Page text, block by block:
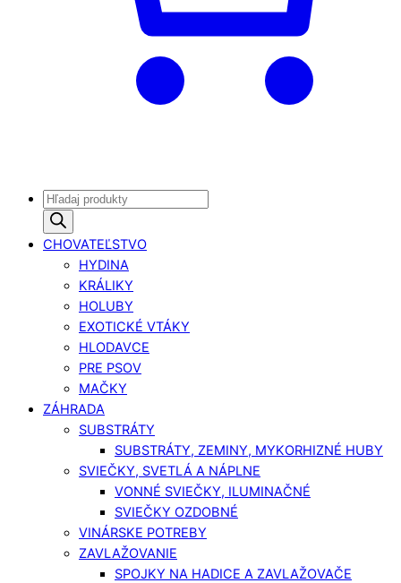
Products
search
CHOVATEĽSTVO
HYDINA
KRÁLIKY
HOLUBY
EXOTICKÉ VTÁKY
HLODAVCE
PRE PSOV
MAČKY
ZÁHRADA
SUBSTRÁTY
SUBSTRÁTY, ZEMINY, MYKORHIZNÉ HUBY
SVIEČKY, SVETLÁ A NÁPLNE
VONNÉ SVIEČKY, ILUMINAČNÉ
SVIEČKY OZDOBNÉ
VINÁRSKE POTREBY
ZAVLAŽOVANIE
SPOJKY NA HADICE A ZAVLAŽOVAČE